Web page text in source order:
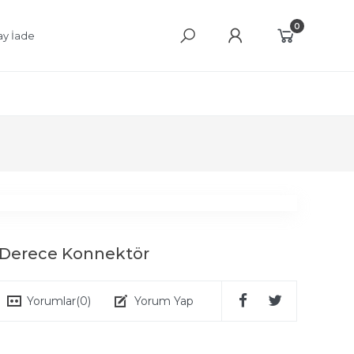
İade
0
Konnektör
Yorumlar(0) Yorum Yap